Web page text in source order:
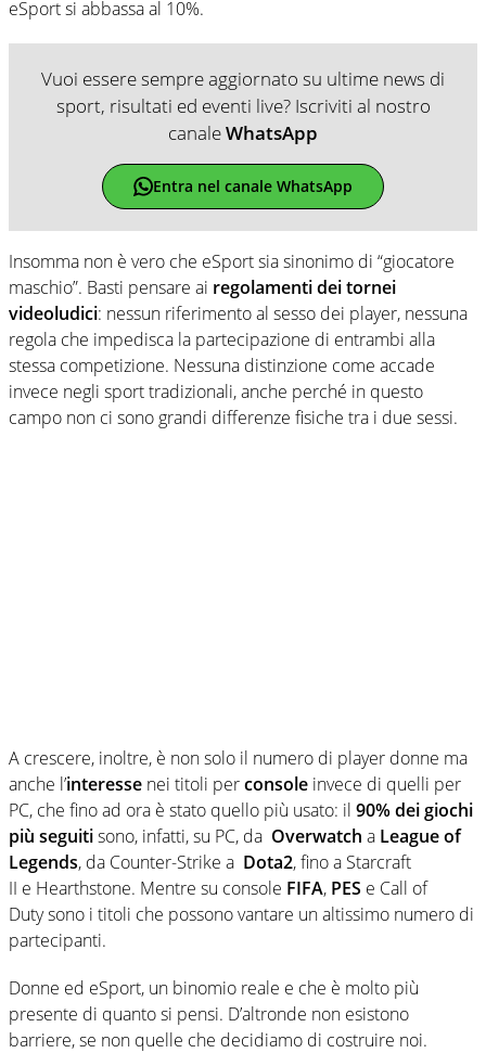
eSport si abbassa al 10%.
Vuoi essere sempre aggiornato su ultime news di
sport, risultati ed eventi live? Iscriviti al nostro
canaleWhatsApp
Entra nel canale WhatsApp
Insomma non è vero che eSport sia sinonimo di “giocatore
maschio”. Basti pensare ai regolamenti dei tornei
videoludici: nessun riferimento al sesso dei player, nessuna
regola che impedisca la partecipazione di entrambi alla
stessa competizione. Nessuna distinzione come accade
invece negli sport tradizionali, anche perché in questo
campo non ci sono grandi differenze fisiche tra i due sessi.
A crescere, inoltre, è non solo il numero di player donne ma
anche l’interesse nei titoli perconsole invece di quelli per
PC, che fino ad ora è stato quello più usato: il 90% dei giochi
più seguitisono, infatti, su PC, da Overwatch a League of
Legends, da Counter-Strike a Dota2, fino a Starcraft
II e Hearthstone. Mentre su console FIFA, PES e Call of
Duty sono i titoli che possono vantare un altissimo numero di
partecipanti.
Donne ed eSport, un binomio reale e che è molto più
presente di quanto si pensi. D’altronde non esistono
barriere, se non quelle che decidiamo di costruire noi.